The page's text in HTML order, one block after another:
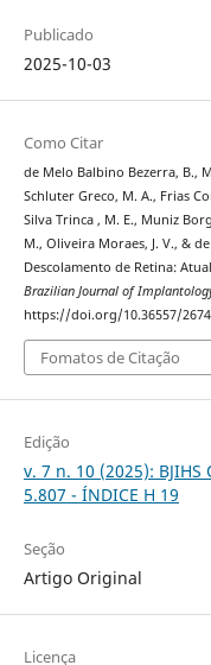
Publicado
2025-10-03
Como Citar
de Melo Balbino Bezerra, B.,
Schluter Greco, M. A., Frias
Silva Trinca , M. E., Muniz
M., Oliveira Moraes, J. V., &
Descolamento de Retina:
Brazilian Journal of
https://doi.org/10.36557/
Fomatos de Citação
Edição
v. 7 n. 10 (2025): BJIHS
5.807 - ÍNDICE H 19
Seção
Artigo Original
Licença